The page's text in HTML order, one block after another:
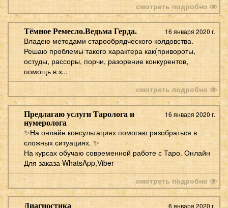
смотреть подробно
16 января 2020 г.
Тёмное Ремесло.Ведьма Герда.
Владею методами старообрядческого колдовства.
Решаю проблемы такого характера как(привороты,
остуды, рассоры, порчи, разорение конкурентов,
помощь в з...
смотреть подробно
16 января 2020 г.
Предлагаю услуги Таролога и
нумеролога
✨На онлайн консультациях помогаю разобраться в
сложных ситуациях. ✨
На курсах обучаю современной работе с Таро. Онлайн
Для заказа WhatsApp,Viber
смотреть подробно
6 января 2020 г.
Диагностика